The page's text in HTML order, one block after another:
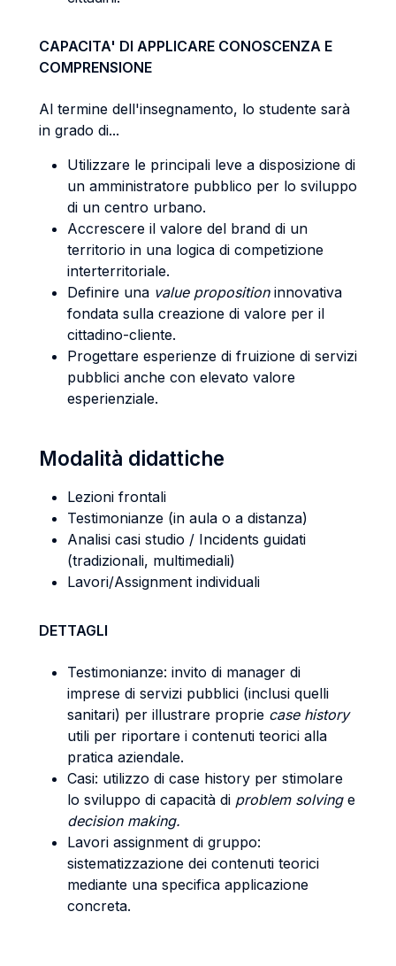
CAPACITA' DI APPLICARE CONOSCENZA E
COMPRENSIONE
Al termine dell'insegnamento, lo studente sarà
in grado di...
Utilizzare le principali leve a disposizione di
un amministratore pubblico per lo sviluppo
di un centro urbano.
Accrescere il valore del brand di un
territorio in una logica di competizione
interterritoriale.
Definire una value propositioninnovativa
fondata sulla creazione di valore per il
cittadino-cliente.
Progettare esperienze di fruizione di servizi
pubblici anche con elevato valore
esperienziale.
Modalità didattiche
Lezioni frontali
Testimonianze (in aula o a distanza)
Analisi casi studio / Incidents guidati
(tradizionali, multimediali)
Lavori/Assignment individuali
DETTAGLI
Testimonianze: invito di manager di
imprese di servizi pubblici (inclusi quelli
sanitari) per illustrare proprie case history
utili per riportare i contenuti teorici alla
pratica aziendale.
Casi: utilizzo di case history per stimolare
lo sviluppo di capacità di problem solvinge
decision making.
Lavori assignment di gruppo:
sistematizzazione dei contenuti teorici
mediante una specifica applicazione
concreta.